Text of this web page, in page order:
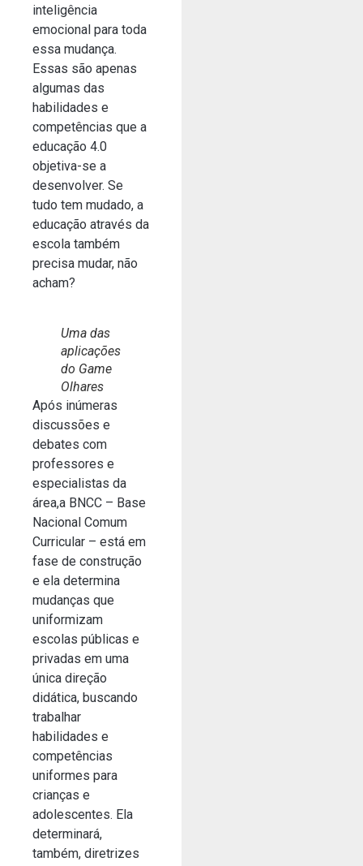
inteligência
emocional para toda
essa mudança.
Essas são apenas
algumas das
habilidades e
competências que a
educação 4.0
objetiva-se a
desenvolver. Se
tudo tem mudado, a
educação através da
escola também
precisa mudar, não
acham?
Uma das
aplicações
do Game
Olhares
Após inúmeras
discussões e
debates com
professores e
especialistas da
área,a BNCC – Base
Nacional Comum
Curricular – está em
fase de construção
e ela determina
mudanças que
uniformizam
escolas públicas e
privadas em uma
única direção
didática, buscando
trabalhar
habilidades e
competências
uniformes para
crianças e
adolescentes. Ela
determinará,
também, diretrizes